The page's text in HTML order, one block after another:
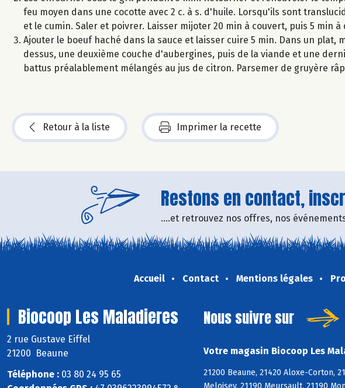
feu moyen dans une cocotte avec 2 c. à s. d'huile. Lorsqu'ils sont
et le cumin. Saler et poivrer. Laisser mijoter 20 min à couvert, puis 5 min à
Ajouter le boeuf haché dans la sauce et laisser cuire 5 min. Dans un
dessus, une deuxième couche d'aubergines, puis de la viande et une
battus préalablement mélangés au jus de citron. Parsemer de gruyère
Retour à la liste Imprimer la recette
Restons en contact,
....et retrouvez nos offres, nos
Accueil Contact Mentions légales
Biocoop Les Maladieres
2 rue Gustave Eiffel
21200 Beaune
Téléphone : 03 80 24 95 65
Nous suivre sur
Votre magasin Biocoop Les
21200 Beaune, 21420 Aloxe-Corton,
Meloisey, 21190 Meursault, 21190